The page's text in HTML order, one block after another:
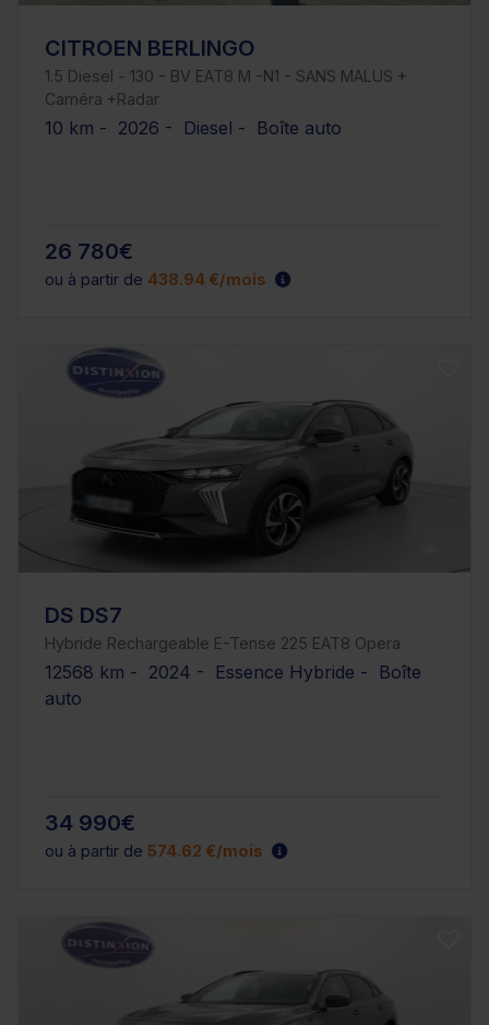
CITROEN BERLINGO
1.5 Diesel - 130 - BV EAT8 M -N1 - SANS MALUS +
Caméra +Radar
10 km - 2026 - Diesel - Boîte auto
26 780€
ou à partir de 438.94 €/mois
DS DS7
Hybride Rechargeable E-Tense 225 EAT8 Opera
12568 km - 2024 - Essence Hybride - Boîte
auto
34 990€
ou à partir de 574.62 €/mois